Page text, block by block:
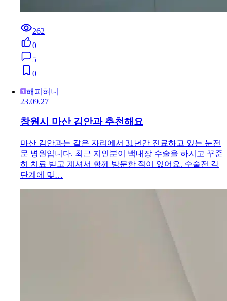
262
0
5
0
해피혀니
23.09.27
창원시 마산 김안과 추천해요
마산 김안과는 같은 자리에서 31년간 진료하고 있는 눈전
문 병원입니다. 최근 지인분이 백내장 수술을 하시고 꾸준
히 치료 받고 계셔서 함께 방문한 적이 있어요. 수술전 각
단계에 맞…